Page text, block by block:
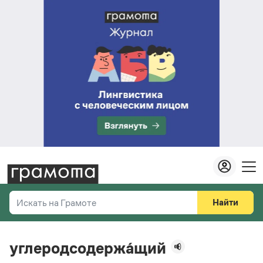
Искать на Грамоте
Справочная служба
Найти
углеродсодержа́щий